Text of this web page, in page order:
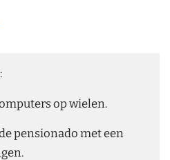
op wielen.
pensionado met een